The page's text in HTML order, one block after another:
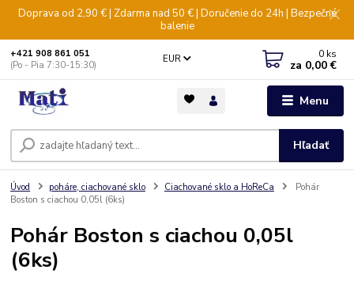
Doprava od 2,90 € | Zdarma nad 50 € | Doručenie do 24h | Bezpečné
balenie
Menu
EUR
Hľadať
+421 908 861 051
(Po - Pia 7:30-15:30)
0 ks
za 0,00 €
Úvod poháre, ciachované sklo Ciachované sklo a HoReCa
Pohár
Boston s ciachou 0,05l (6ks)
Pohár Boston s ciachou 0,05l
(6ks)